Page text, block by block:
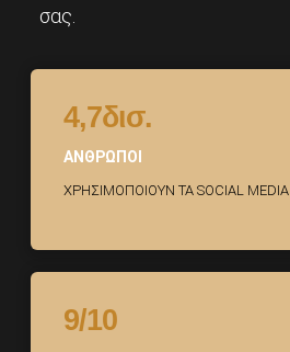
σας.
4,7δισ.
ΑΝΘΡΩΠΟΙ
ΧΡΗΣΙΜΟΠΟΙΟΥΝ ΤΑ SOCIAL MEDIA
9/10